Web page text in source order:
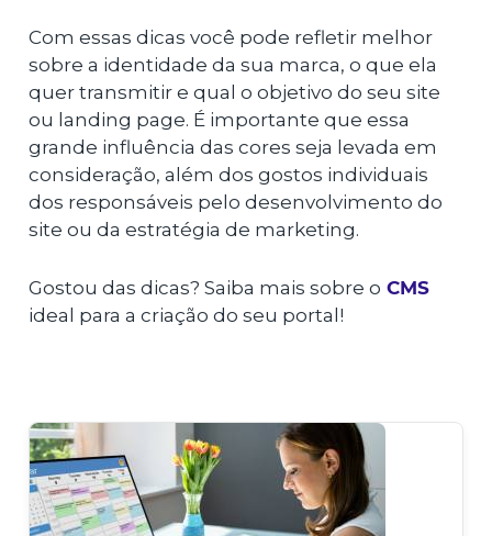
Com essas dicas você pode refletir melhor
sobre a identidade da sua marca, o que ela
quer transmitir e qual o objetivo do seu site
ou landing page. É importante que essa
grande influência das cores seja levada em
consideração, além dos gostos individuais
dos responsáveis pelo desenvolvimento do
site ou da estratégia de marketing.
Gostou das dicas? Saiba mais sobre o CMS
ideal para a criação do seu portal!